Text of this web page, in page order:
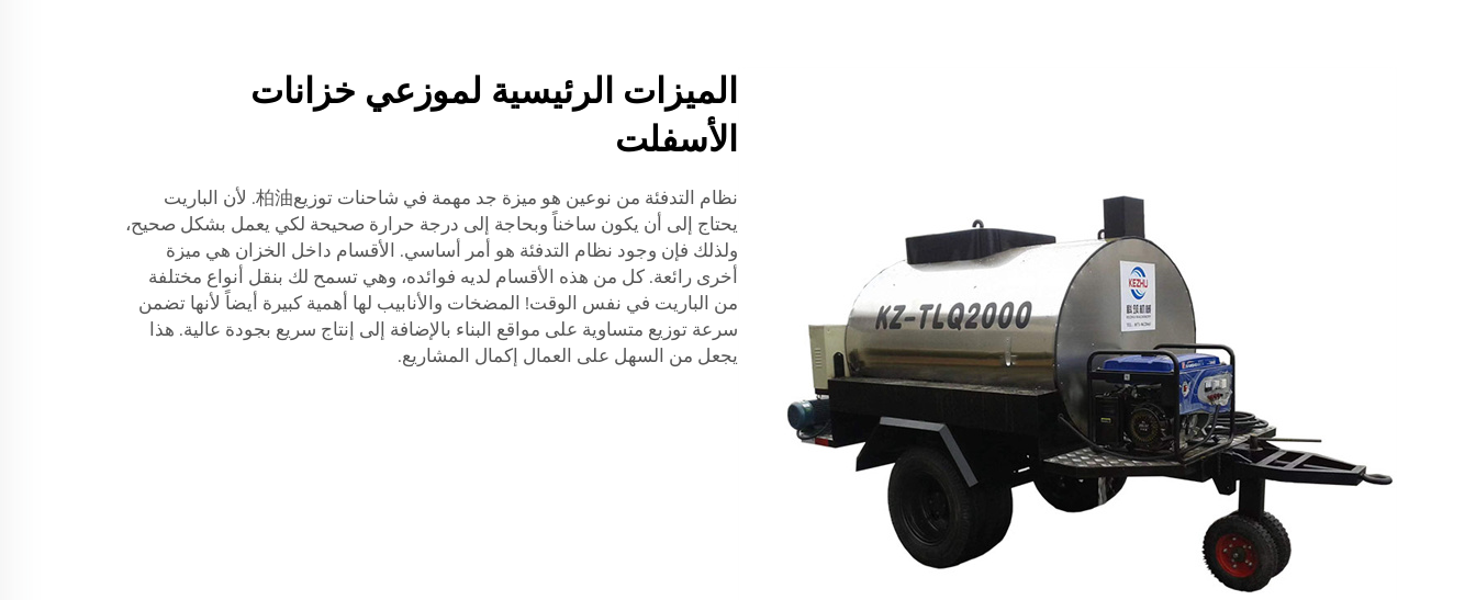
الميزات الرئيسية لموزعي خزانات
الأسفلت
نظام التدفئة من نوعين هو ميزة جد مهمة في شاحنات توزيع柏油. لأن الباريت
يحتاج إلى أن يكون ساخناً وبحاجة إلى درجة حرارة صحيحة لكي يعمل بشكل صحيح،
ولذلك فإن وجود نظام التدفئة هو أمر أساسي. الأقسام داخل الخزان هي ميزة
أخرى رائعة. كل من هذه الأقسام لديه فوائده، وهي تسمح لك بنقل أنواع مختلفة
من الباريت في نفس الوقت! المضخات والأنابيب لها أهمية كبيرة أيضاً لأنها تضمن
سرعة توزيع متساوية على مواقع البناء بالإضافة إلى إنتاج سريع بجودة عالية. هذا
يجعل من السهل على العمال إكمال المشاريع.